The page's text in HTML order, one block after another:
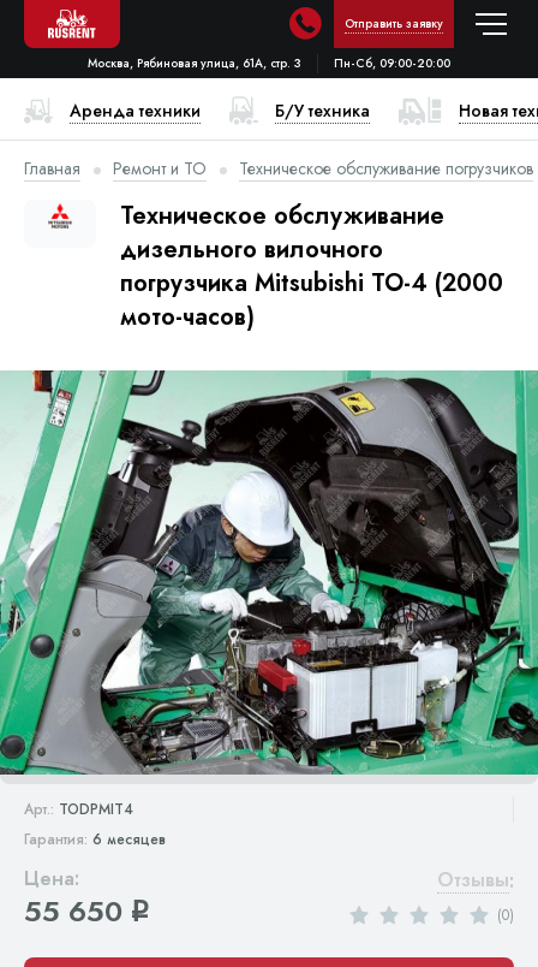
Отправить заявку
Москва, Рябиновая улица, 61А, стр. 3 Пн-Сб, 09:00-20:00
Аренда техники Б/У техника Новая
Главная Ремонт и ТО Техническое обслуживание погрузчиков
Техническое обслуживание
дизельного вилочного
погрузчика Mitsubishi ТО-4 (2000
мото-часов)
Арт.: TODPMIT4
Гарантия: 6 месяцев
Цена:
55 650 q
Отзывы:
(0)